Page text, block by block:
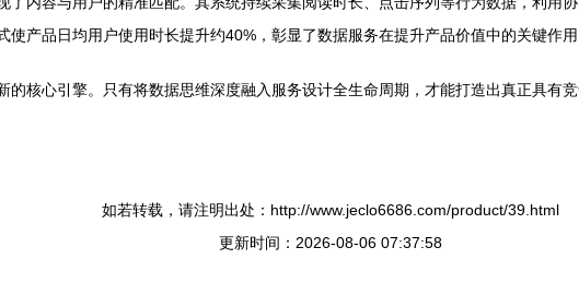
产品日均用户使用时长提升约40%，彰显了数据服务在提升产品价值中的关键作用
的核心引擎。只有将数据思维深度融入服务设计全生命周期，才能打造出真正具有
如若转载，请注明出处：http://www.jeclo6686.com/product/39.html
更新时间：2026-08-06 07:37:58